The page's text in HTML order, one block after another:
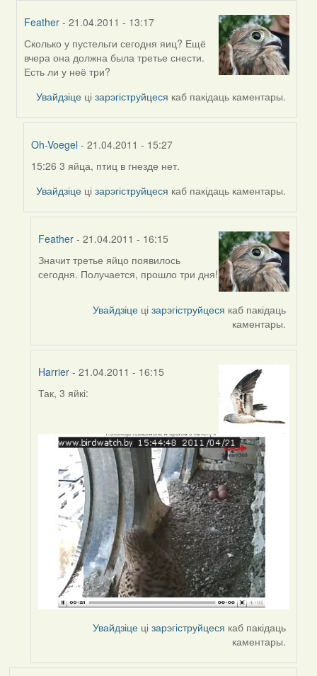
Feather - 21.04.2011 - 13:17
In
reply
to
Feather
Сколько у пустельги сегодня яиц? Ещё
вчера она должна была третье снести.
Есть ли у неё три?
Увайдзіце цізарэгіструйцеся каб пакідаць каментары.
Oh-Voegel - 21.04.2011 - 15:27
In
reply
by
15:26 3 яйца, птиц в гнезде нет.
Увайдзіце цізарэгіструйцеся каб пакідаць каментары.
Feather- 21.04.2011 - 16:15
In
reply
Значит третье яйцо появилось
сегодня. Получается, прошло три дня!
Увайдзіце цізарэгіструйцеся каб пакідаць
каментары.
Harrier- 21.04.2011 - 16:15
In
Voegel
Так, 3 яйкі:
Увайдзіце цізарэгіструйцеся каб пакідаць
каментары.